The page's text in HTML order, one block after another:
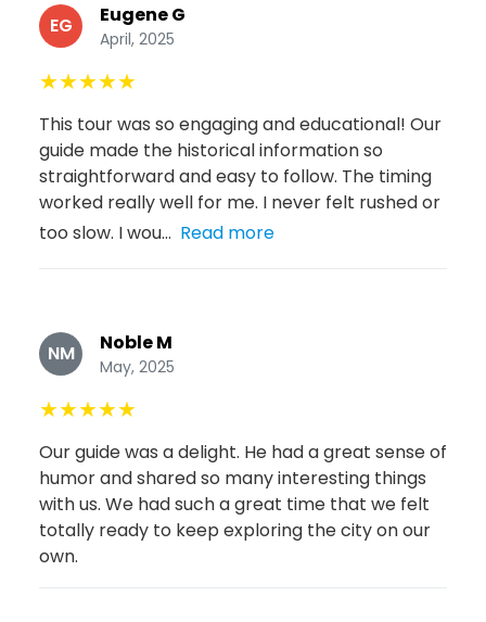
EG Eugene G
April, 2025
★★★★★
This tour was so engaging and educational! Our
guide made the historical information so
straightforward and easy to follow. The timing
worked really well for me. I never felt rushed or
too slow. I wou... Read more
NM Noble M
May, 2025
★★★★★
Our guide was a delight. He had a great sense of
humor and shared so many interesting things
with us. We had such a great time that we felt
totally ready to keep exploring the city on our
own.